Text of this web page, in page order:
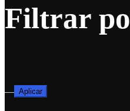
Filtrar
— Aplicar